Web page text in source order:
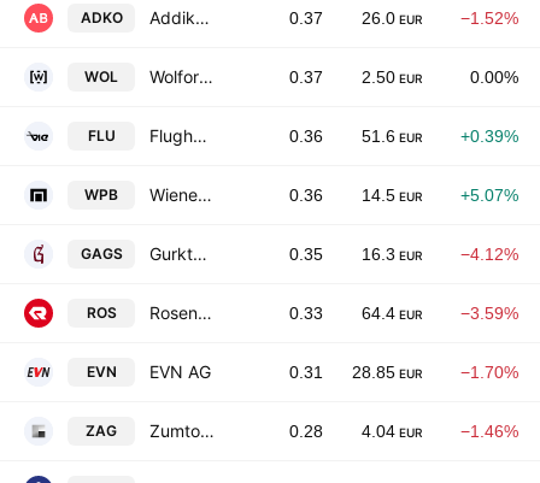
ADKO Addiko Bank AG 0.37 26.0 EUR −1.52%
WOL Wolford Aktiengesellschaft 0.37 2.50 EUR 0.00%
FLU Flughafen Wien AG 0.36 51.6 EUR +0.39%
WPB Wiener Privatbank SE 0.36 14.5 EUR +5.07%
GAGS Gurktaler AG 0.35 16.3 EUR −4.12%
ROS Rosenbauer International AG 0.33 64.4 EUR −3.59%
EVN EVN AG 0.31 28.85 EUR −1.70%
ZAG Zumtobel Group AG 0.28 4.04 EUR −1.46%